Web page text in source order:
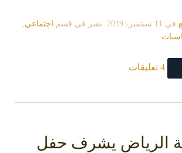
في 11 سبتمبر، 2019 . نشر في قسم اجتماعي,
4 تعليقات
الرياض يشرف حفل